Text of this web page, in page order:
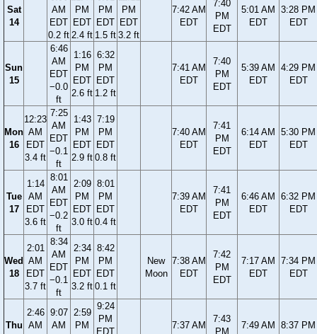
Sat
14
AM
EDT
0.2 ft
PM
EDT
2.4 ft
PM
EDT
1.5 ft
PM
EDT
3.2 ft
7:42 AM
EDT
7:40
PM
EDT
5:01 AM
EDT
3:28 PM
EDT
Sun
15
6:46
AM
EDT
−0.0
ft
1:16
PM
EDT
2.6 ft
6:32
PM
EDT
1.2 ft
7:41 AM
EDT
7:40
PM
EDT
5:39 AM
EDT
4:29 PM
EDT
Mon
16
12:23
AM
EDT
3.4 ft
7:25
AM
EDT
−0.1
ft
1:43
PM
EDT
2.9 ft
7:19
PM
EDT
0.8 ft
7:40 AM
EDT
7:41
PM
EDT
6:14 AM
EDT
5:30 PM
EDT
Tue
17
1:14
AM
EDT
3.6 ft
8:01
AM
EDT
−0.2
ft
2:09
PM
EDT
3.0 ft
8:01
PM
EDT
0.4 ft
7:39 AM
EDT
7:41
PM
EDT
6:46 AM
EDT
6:32 PM
EDT
Wed
18
2:01
AM
EDT
3.7 ft
8:34
AM
EDT
−0.1
ft
2:34
PM
EDT
3.2 ft
8:42
PM
EDT
0.1 ft
New
Moon
7:38 AM
EDT
7:42
PM
EDT
7:17 AM
EDT
7:34 PM
EDT
Thu
2:46
AM
9:07
AM
2:59
PM
9:24
PM
EDT
7:37 AM
7:43
PM
7:49 AM
8:37 PM